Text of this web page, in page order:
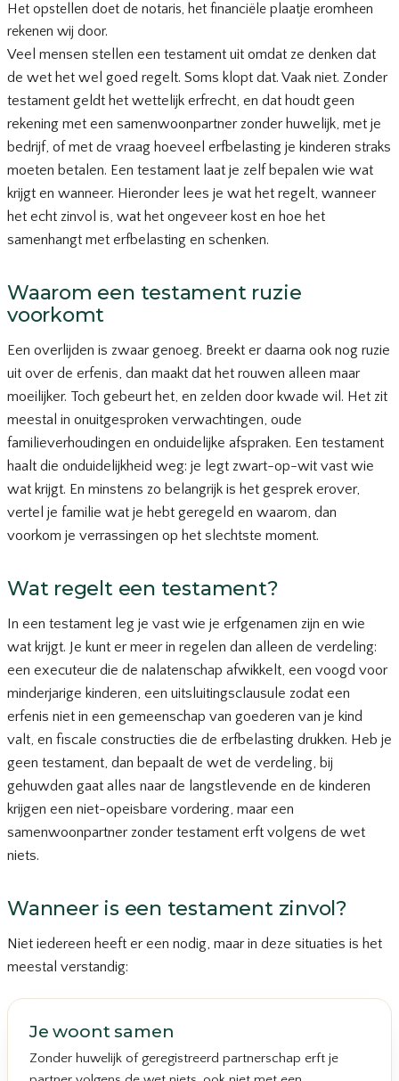
Het opstellen doet de notaris, het financiële plaatje eromheen
rekenen wij door.
Veel mensen stellen een testament uit omdat ze denken dat
de wet het wel goed regelt. Soms klopt dat. Vaak niet. Zonder
testament geldt het wettelijk erfrecht, en dat houdt geen
rekening met een samenwoonpartner zonder huwelijk, met je
bedrijf, of met de vraag hoeveel erfbelasting je kinderen straks
moeten betalen. Een testament laat je zelf bepalen wie wat
krijgt en wanneer. Hieronder lees je wat het regelt, wanneer
het echt zinvol is, wat het ongeveer kost en hoe het
samenhangt met erfbelasting en schenken.
Waarom een testament ruzie
voorkomt
Een overlijden is zwaar genoeg. Breekt er daarna ook nog ruzie
uit over de erfenis, dan maakt dat het rouwen alleen maar
moeilijker. Toch gebeurt het, en zelden door kwade wil. Het zit
meestal in onuitgesproken verwachtingen, oude
familieverhoudingen en onduidelijke afspraken. Een testament
haalt die onduidelijkheid weg: je legt zwart-op-wit vast wie
wat krijgt. En minstens zo belangrijk is het gesprek erover,
vertel je familie wat je hebt geregeld en waarom, dan
voorkom je verrassingen op het slechtste moment.
Wat regelt een testament?
In een testament leg je vast wie je erfgenamen zijn en wie
wat krijgt. Je kunt er meer in regelen dan alleen de verdeling:
een executeur die de nalatenschap afwikkelt, een voogd voor
minderjarige kinderen, een uitsluitingsclausule zodat een
erfenis niet in een gemeenschap van goederen van je kind
valt, en fiscale constructies die de erfbelasting drukken. Heb je
geen testament, dan bepaalt de wet de verdeling, bij
gehuwden gaat alles naar de langstlevende en de kinderen
krijgen een niet-opeisbare vordering, maar een
samenwoonpartner zonder testament erft volgens de wet
niets.
Wanneer is een testament zinvol?
Niet iedereen heeft er een nodig, maar in deze situaties is het
meestal verstandig:
Je woont samen
Zonder huwelijk of geregistreerd partnerschap erft je